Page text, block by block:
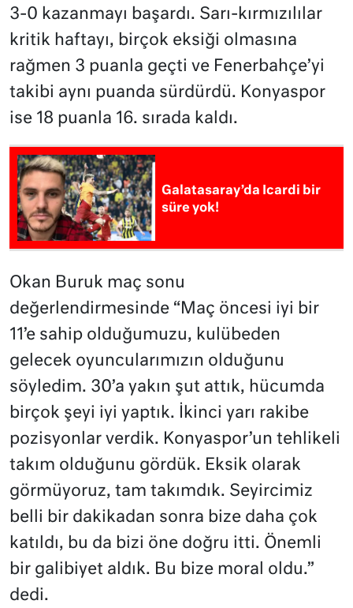
3-0 kazanmayı başardı. Sarı-kırmızılılar
kritik haftayı, birçok eksiği olmasına
rağmen 3 puanla geçti ve Fenerbahçe’yi
takibi aynı puanda sürdürdü. Konyaspor
ise 18 puanla 16. sırada kaldı.
Galatasaray’da Icardi bir
süre yok!
Okan Buruk maç sonu
değerlendirmesinde “Maç öncesi iyi bir
11’e sahip olduğumuzu, kulübeden
gelecek oyuncularımızın olduğunu
söyledim. 30’a yakın şut attık, hücumda
birçok şeyi iyi yaptık. İkinci yarı rakibe
pozisyonlar verdik. Konyaspor’un tehlikeli
takım olduğunu gördük. Eksik olarak
görmüyoruz, tam takımdık. Seyircimiz
belli bir dakikadan sonra bize daha çok
katıldı, bu da bizi öne doğru itti. Önemli
bir galibiyet aldık. Bu bize moral oldu.”
dedi.